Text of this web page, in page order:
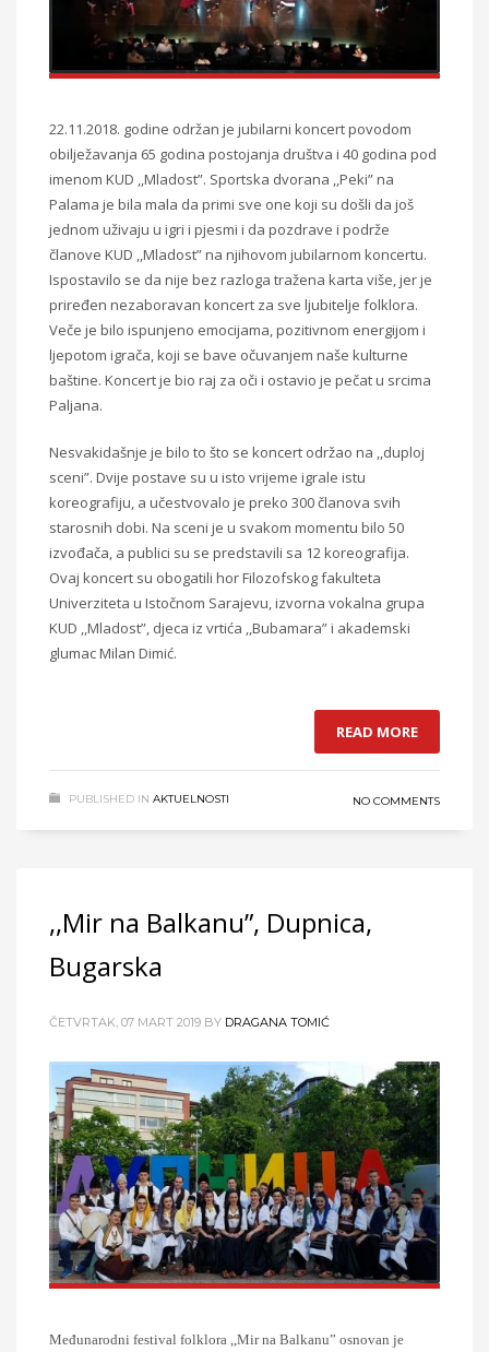
22.11.2018. godine održan je jubilarni koncert povodom
obilježavanja 65 godina postojanja društva i 40 godina pod
imenom KUD ,,Mladost”. Sportska dvorana ,,Peki” na
Palama je bila mala da primi sve one koji su došli da još
jednom uživaju u igri i pjesmi i da pozdrave i podrže
članove KUD ,,Mladost” na njihovom jubilarnom koncertu.
Ispostavilo se da nije bez razloga tražena karta više, jer je
priređen nezaboravan koncert za sve ljubitelje folklora.
Veče je bilo ispunjeno emocijama, pozitivnom energijom i
ljepotom igrača, koji se bave očuvanjem naše kulturne
baštine. Koncert je bio raj za oči i ostavio je pečat u srcima
Paljana.
Nesvakidašnje je bilo to što se koncert održao na ,,duploj
sceni”. Dvije postave su u isto vrijeme igrale istu
koreografiju, a učestvovalo je preko 300 članova svih
starosnih dobi. Na sceni je u svakom momentu bilo 50
izvođača, a publici su se predstavili sa 12 koreografija.
Ovaj koncert su obogatili hor Filozofskog fakulteta
Univerziteta u Istočnom Sarajevu, izvorna vokalna grupa
KUD ,,Mladost”, djeca iz vrtića ,,Bubamara” i akademski
glumac Milan Dimić.
READ MORE
PUBLISHED IN AKTUELNOSTI NO COMMENTS
,,Mir na Balkanu”, Dupnica,
Bugarska
ČETVRTAK, 07 MART 2019 BY DRAGANA TOMIĆ
Međunarodni festival folklora ,,Mir na Balkanu” osnovan je